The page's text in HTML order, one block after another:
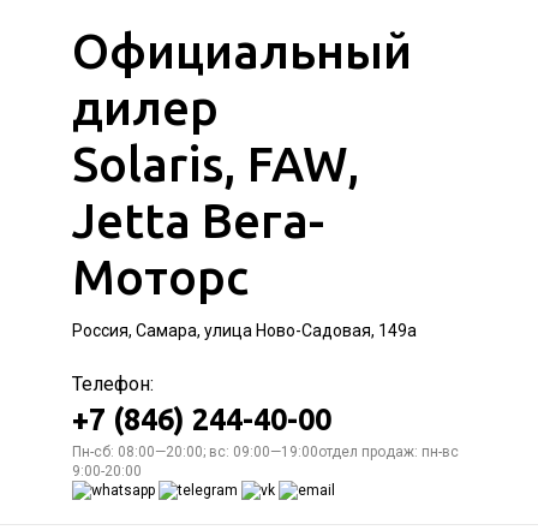
Официальный
дилер
Solaris, FAW,
Jetta Вега-
Моторс
Россия, Самара, улица Ново-Садовая, 149а
Телефон:
+7 (846) 244-40-00
Пн-сб: 08:00—20:00; вс: 09:00—19:00отдел продаж: пн-вс
9:00-20:00